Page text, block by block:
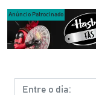
Anúncio Patrocinado